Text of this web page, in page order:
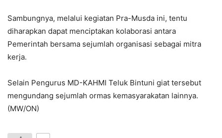
Sambungnya, melalui kegiatan Pra-Musda ini, tentu
diharapkan dapat menciptakan kolaborasi antara
Pemerintah bersama sejumlah organisasi sebagai mitra
kerja.
Selain Pengurus MD-KAHMI Teluk Bintuni giat tersebut
mengundang sejumlah ormas kemasyarakatan lainnya.
(MW/ON)